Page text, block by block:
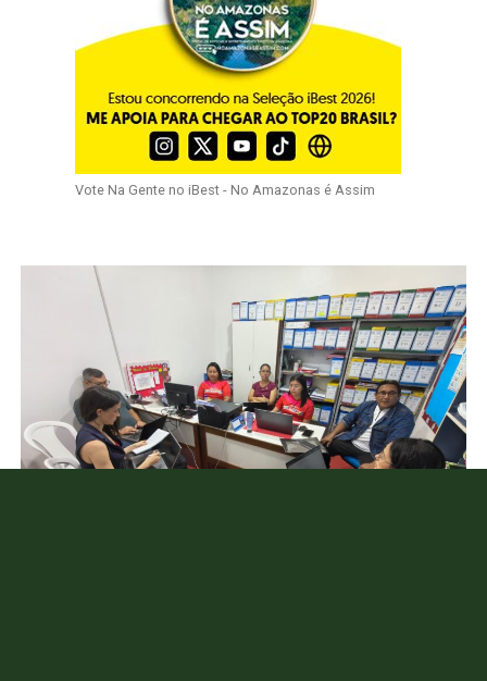
Vote Na Gente no iBest - No Amazonas é Assim